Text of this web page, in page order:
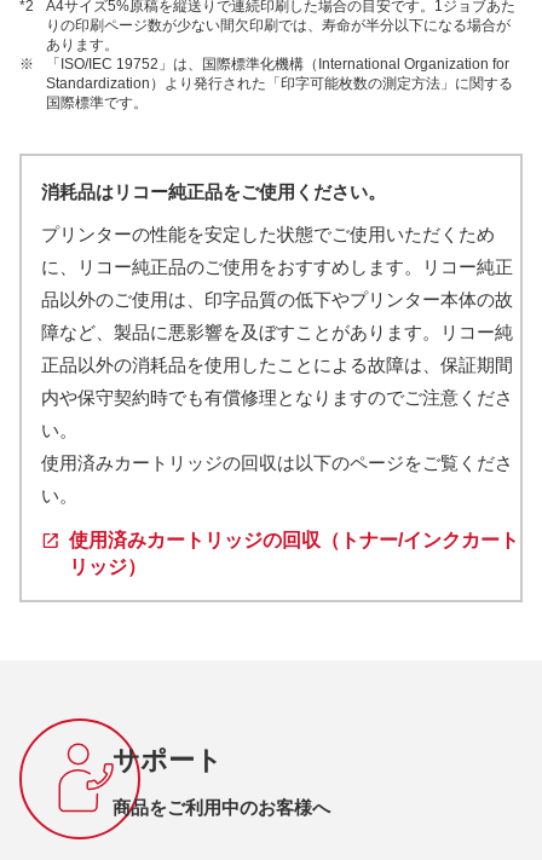
*2
A4サイズ5%原稿を縦送りで連続印刷した場合の目安です。1ジョブあた
りの印刷ページ数が少ない間欠印刷では、寿命が半分以下になる場合が
あります。
※
「ISO/IEC 19752」は、国際標準化機構（International Organization for
Standardization）より発行された「印字可能枚数の測定方法」に関する
国際標準です。
消耗品はリコー純正品をご使用ください。
プリンターの性能を安定した状態でご使用いただくため
に、リコー純正品のご使用をおすすめします。リコー純正
品以外のご使用は、印字品質の低下やプリンター本体の故
障など、製品に悪影響を及ぼすことがあります。リコー純
正品以外の消耗品を使用したことによる故障は、保証期間
内や保守契約時でも有償修理となりますのでご注意くださ
い。
使用済みカートリッジの回収は以下のページをご覧くださ
い。
使用済みカートリッジの回収（トナー/インクカート
リッジ）
サポート
商品をご利用中のお客様へ